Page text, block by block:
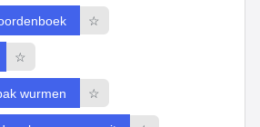
☆
☆
wurmen ☆